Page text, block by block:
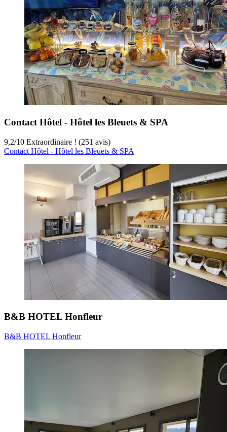
Contact Hôtel - Hôtel les Bleuets & SPA
9,2/10 Extraordinaire ! (251 avis)
Contact Hôtel - Hôtel les Bleuets & SPA
B&B HOTEL Honfleur
B&B HOTEL Honfleur